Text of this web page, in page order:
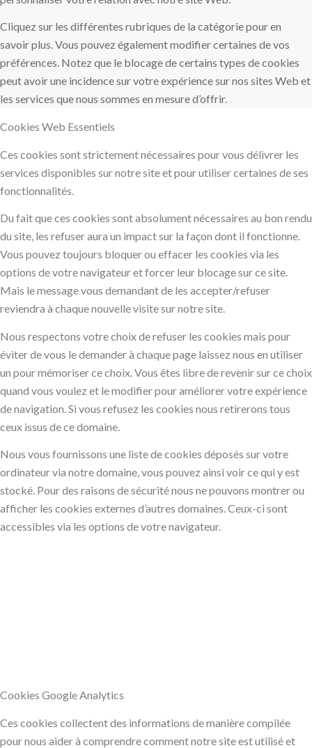
Cliquez sur les différentes rubriques de la catégorie pour en
savoir plus. Vous pouvez également modifier certaines de vos
préférences. Notez que le blocage de certains types de cookies
peut avoir une incidence sur votre expérience sur nos sites Web et
les services que nous sommes en mesure d’offrir.
Cookies Web Essentiels
Ces cookies sont strictement nécessaires pour vous délivrer les
services disponibles sur notre site et pour utiliser certaines de ses
fonctionnalités.
Du fait que ces cookies sont absolument nécessaires au bon rendu
du site, les refuser aura un impact sur la façon dont il fonctionne.
Vous pouvez toujours bloquer ou effacer les cookies via les
options de votre navigateur et forcer leur blocage sur ce site.
Mais le message vous demandant de les accepter/refuser
reviendra à chaque nouvelle visite sur notre site.
Nous respectons votre choix de refuser les cookies mais pour
éviter de vous le demander à chaque page laissez nous en utiliser
un pour mémoriser ce choix. Vous êtes libre de revenir sur ce choix
quand vous voulez et le modifier pour améliorer votre expérience
de navigation. Si vous refusez les cookies nous retirerons tous
ceux issus de ce domaine.
Nous vous fournissons une liste de cookies déposés sur votre
ordinateur via notre domaine, vous pouvez ainsi voir ce qui y est
stocké. Pour des raisons de sécurité nous ne pouvons montrer ou
afficher les cookies externes d’autres domaines. Ceux-ci sont
accessibles via les options de votre navigateur.
Cookies Google Analytics
Ces cookies collectent des informations de manière compilée
pour nous aider à comprendre comment notre site est utilisé et